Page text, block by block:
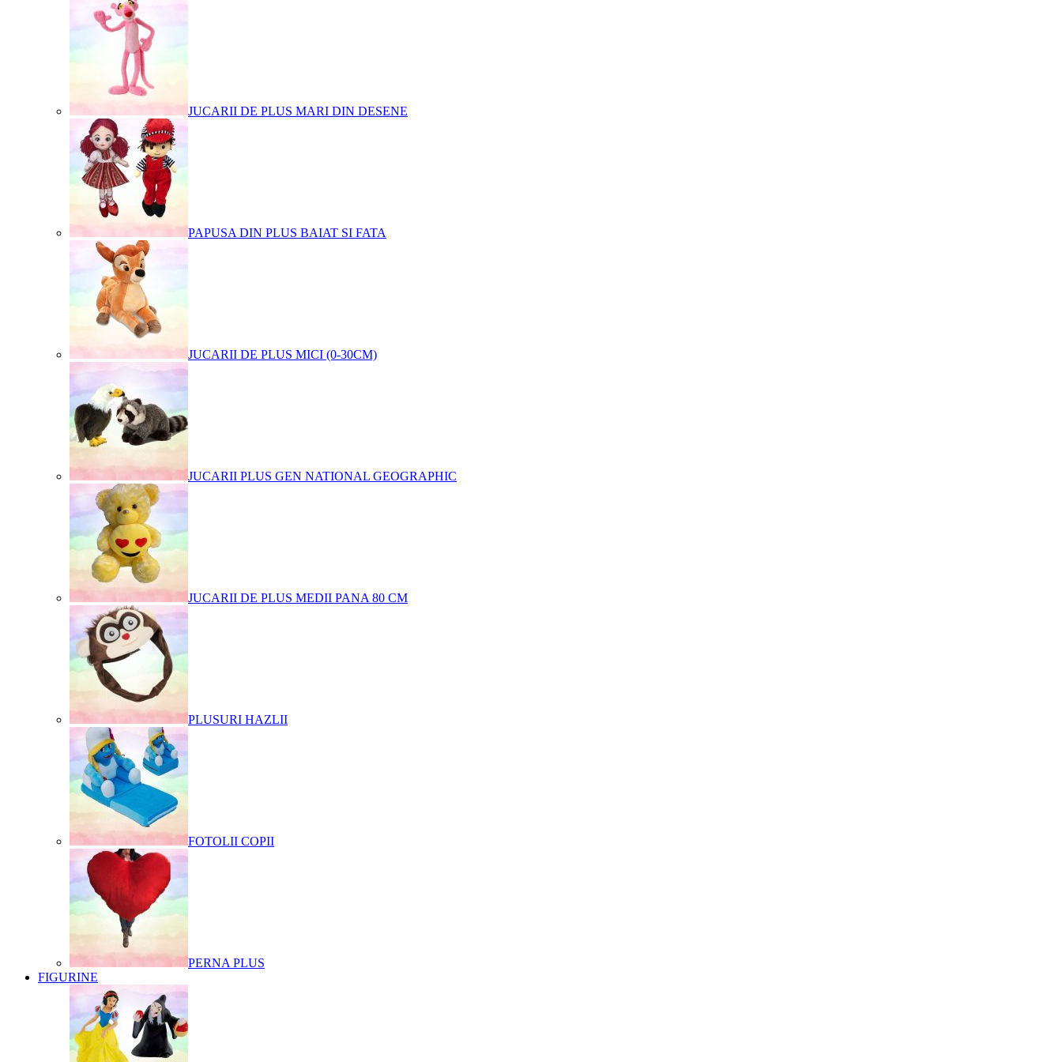
JUCARII DE PLUS MARI DIN DESENE
PAPUSA DIN PLUS BAIAT SI FATA
JUCARII DE PLUS MICI (0-30CM)
JUCARII PLUS GEN NATIONAL GEOGRAPHIC
JUCARII DE PLUS MEDII PANA 80 CM
PLUSURI HAZLII
FOTOLII COPII
PERNA PLUS
FIGURINE